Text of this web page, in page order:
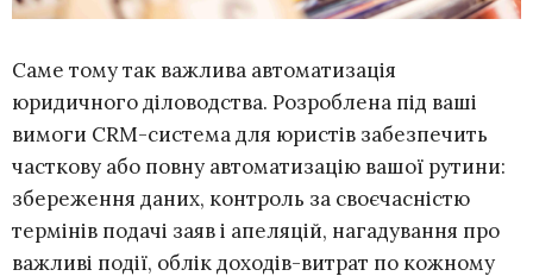
Саме тому так важлива автоматизація
юридичного діловодства. Розроблена під ваші
вимоги CRM-система для юристів забезпечить
часткову або повну автоматизацію вашої рутини:
збереження даних, контроль за своєчасністю
термінів подачі заяв і апеляцій, нагадування про
важливі події, облік доходів-витрат по кожному